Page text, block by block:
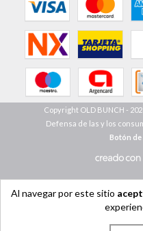
Al navegar por este sitio
Copyright OLD BUNCH -
Defensa de las y los
Botón